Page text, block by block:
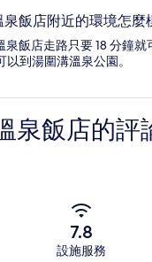
飯店附近的環境怎麼
泉飯店走路只要 18 分鐘
以到湯圍溝溫泉公園。
泉飯店的評
7.8
設施服務